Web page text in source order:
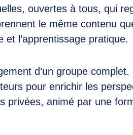
ouvertes à tous, qui
le même contenu
l’apprentissage pratique.
d’un groupe complet.
pour enrichir les
privées, animé par une